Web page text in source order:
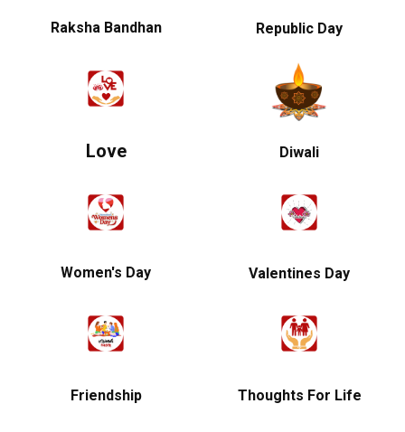
Raksha Bandhan Republic Day
Love Diwali
Women's Day Valentines Day
Friendship Thoughts For Life